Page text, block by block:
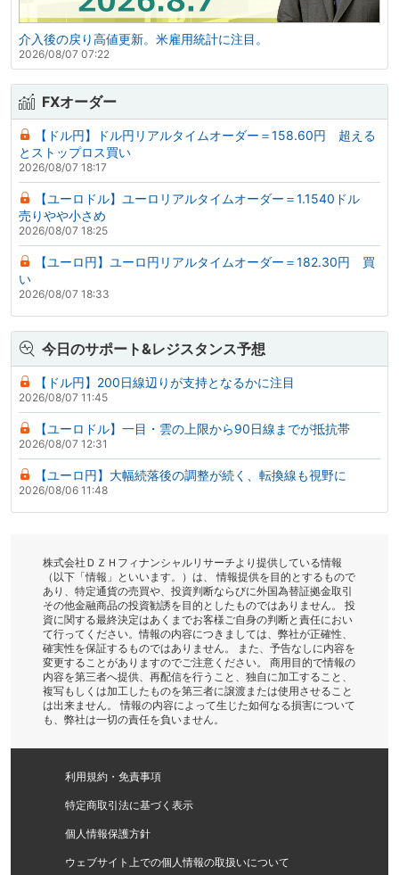
介入後の戻り高値更新。米雇用統計に注目。
2026/08/07 07:22
FXオーダー
【ドル円】ドル円リアルタイムオーダー＝158.60円 超える
とストップロス買い
2026/08/07 18:17
【ユーロドル】ユーロリアルタイムオーダー＝1.1540ドル
売りやや小さめ
2026/08/07 18:25
【ユーロ円】ユーロ円リアルタイムオーダー＝182.30円 買
い
2026/08/07 18:33
今日のサポート&レジスタンス予想
【ドル円】200日線辺りが支持となるかに注目
2026/08/07 11:45
【ユーロドル】一目・雲の上限から90日線までが抵抗帯
2026/08/07 12:31
【ユーロ円】大幅続落後の調整が続く、転換線も視野に
2026/08/06 11:48
株式会社ＤＺＨフィナンシャルリサーチより提供している情報
（以下「情報」といいます。）は、 情報提供を目的とするもので
あり、特定通貨の売買や、投資判断ならびに外国為替証拠金取引
その他金融商品の投資勧誘を目的としたものではありません。 投
資に関する最終決定はあくまでお客様ご自身の判断と責任におい
て行ってください。情報の内容につきましては、弊社が正確性、
確実性を保証するものではありません。 また、予告なしに内容を
変更することがありますのでご注意ください。 商用目的で情報の
内容を第三者へ提供、再配信を行うこと、独自に加工すること、
複写もしくは加工したものを第三者に譲渡または使用させること
は出来ません。 情報の内容によって生じた如何なる損害について
も、弊社は一切の責任を負いません。
利用規約・免責事項
特定商取引法に基づく表示
個人情報保護方針
ウェブサイト上での個人情報の取扱いについて